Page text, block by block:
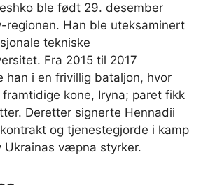
ble født 29. desember
regionen. Han ble uteksaminert
tekniske
Fra 2015 til 2017
han i en frivillig bataljon, hvor
kone, Iryna; paret fikk
Deretter signerte Hennadii
og tjenestegjorde i kamp
Ukrainas væpna styrker.